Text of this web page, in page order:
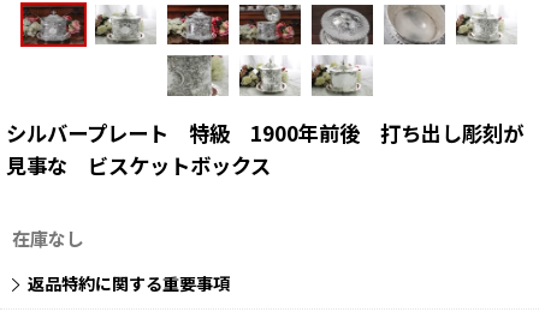
シルバープレート 特級 1900年前後 打ち出し彫刻が
見事な ビスケットボックス
在庫なし
返品特約に関する重要事項